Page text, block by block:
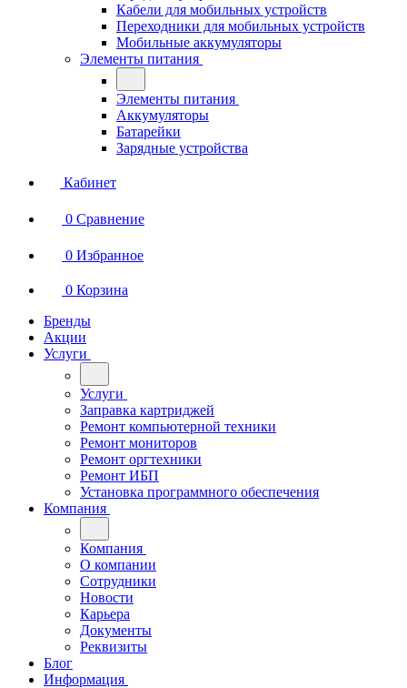
Кабели для мобильных устройств
Переходники для мобильных устройств
Мобильные аккумуляторы
Элементы питания
Элементы питания
Аккумуляторы
Батарейки
Зарядные устройства
Кабинет
0 Сравнение
0 Избранное
0 Корзина
Бренды
Акции
Услуги
Услуги
Заправка картриджей
Ремонт компьютерной техники
Ремонт мониторов
Ремонт оргтехники
Ремонт ИБП
Установка программного обеспечения
Компания
Компания
О компании
Сотрудники
Новости
Карьера
Документы
Реквизиты
Блог
Информация